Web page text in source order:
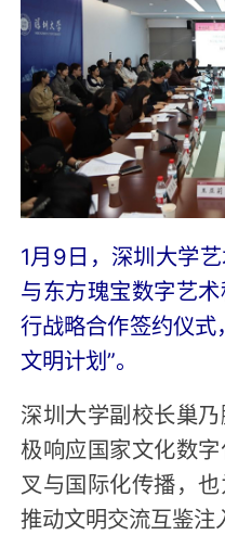
1月9日，深圳大学
与东方瑰宝数字艺
行战略合作签约仪
文明计划”。
深圳大学副校长巢
极响应国家文化数
叉与国际化传播，也
推动文明交流互鉴注